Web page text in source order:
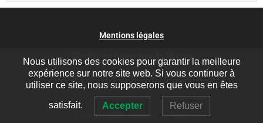
Mentions légales
Le développement durable pour Chemins de rêves
Copyright 2023 - Chemins de Rêves
Nous utilisons des cookies pour garantir la meilleure
expérience sur notre site web. Si vous continuer à
utiliser ce site, nous supposerons que vous en êtes
satisfait. Accepter Refuser